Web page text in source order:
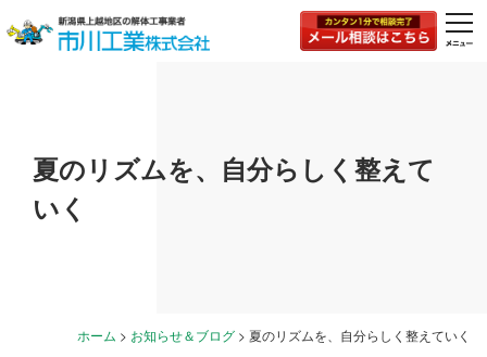
夏のリズムを、自分らしく整えて
いく
ホーム > お知らせ＆ブログ > 夏のリズムを、自分らしく整えていく